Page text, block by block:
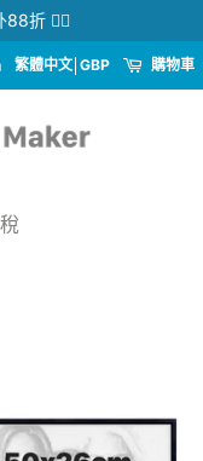
折 👉🏻
繁體中文 GBP 購物車